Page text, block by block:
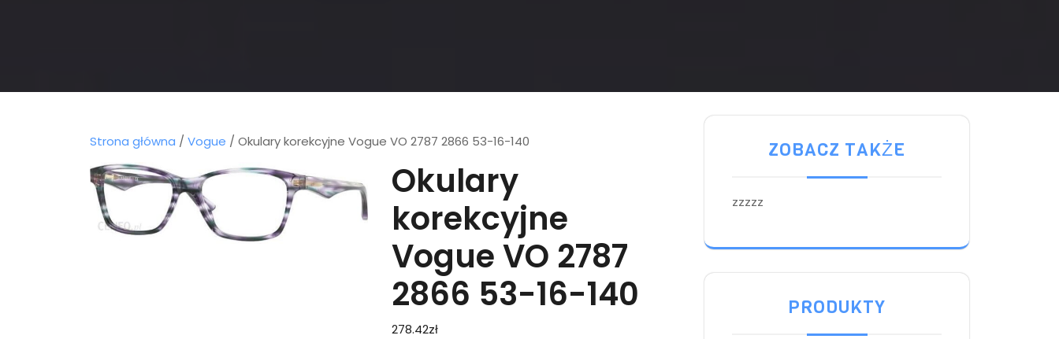
Strona główna / Vogue / Okulary korekcyjne Vogue VO 2787 2866 53-16-140
Okulary
korekcyjne
Vogue VO 2787
2866 53-16-140
278.42zł
ZOBACZ TAKŻE
zzzzz
PRODUKTY